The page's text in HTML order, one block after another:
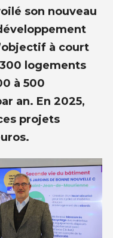
son nouveau
à court
logements
à 500
an. En 2025,
projets